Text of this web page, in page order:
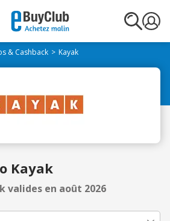
& Cashback Kayak
Kayak
valides en août 2026